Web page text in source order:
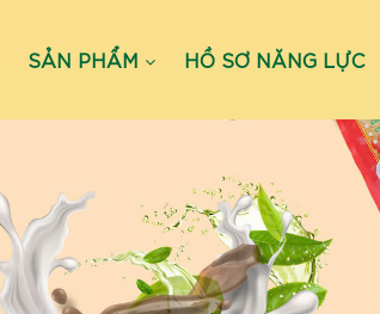
SẢN PHẨM HỒ SƠ NĂNG LỰC